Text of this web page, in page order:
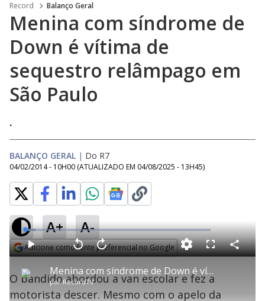
Record Balanço Geral
Menina com síndrome de
Down é vítima de
sequestro relâmpago em
São Paulo
.
BALANÇO GERAL | Do R7
04/02/2014 - 10H00 (ATUALIZADO EM 04/08/2025 - 13H45)
A+ A-
Adicione como fonte preferencial no Google
P Menina com síndrome de Down é vítima de sequestro relâmpago em São Paulo
porRecordTV
P V
t
a
r
0
A
n
ç
a
1
L
o
a
d
e
.
7
5
%
F
l
s
c
e
C
o
O bandido abordou a van escolar e fez a
motorista descer. Mesmo com o apelo da